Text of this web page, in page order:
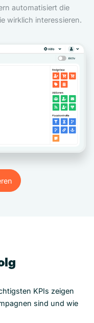
automatisiert die
wirklich interessieren.
KPIs zeigen
sind und wie